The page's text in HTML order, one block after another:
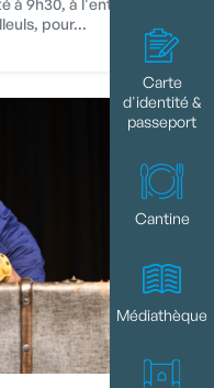
Carte
d'identité &
passeport
Cantine
Médiathèque
pour...